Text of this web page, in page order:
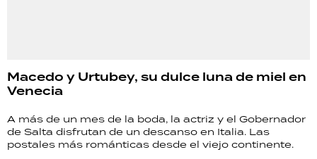
Macedo y Urtubey, su dulce luna de miel en
Venecia
A más de un mes de la boda, la actriz y el Gobernador
de Salta disfrutan de un descanso en Italia. Las
postales más románticas desde el viejo continente.